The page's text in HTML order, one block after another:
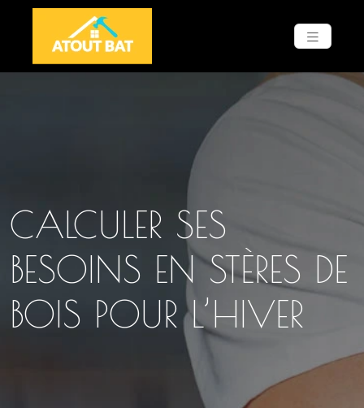
CALCULER SES
BESOINS EN STÈRES DE
BOIS POUR L’HIVER